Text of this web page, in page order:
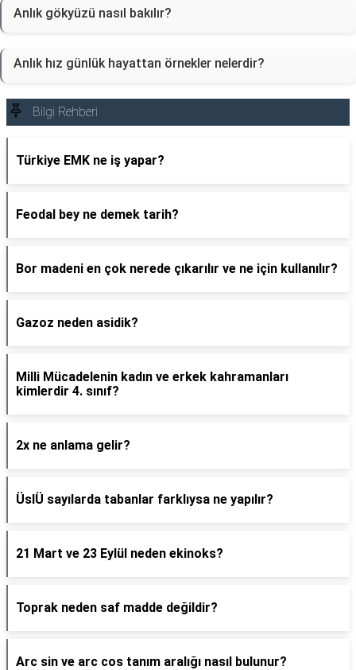
Anlık gökyüzü nasıl bakılır?
Anlık hız günlük hayattan örnekler nelerdir?
Bilgi Rehberi
Türkiye EMK ne iş yapar?
Feodal bey ne demek tarih?
Bor madeni en çok nerede çıkarılır ve ne için kullanılır?
Gazoz neden asidik?
Milli Mücadelenin kadın ve erkek kahramanları
kimlerdir 4. sınıf?
2x ne anlama gelir?
ÜslÜ sayılarda tabanlar farklıysa ne yapılır?
21 Mart ve 23 Eylül neden ekinoks?
Toprak neden saf madde değildir?
Arc sin ve arc cos tanım aralığı nasıl bulunur?